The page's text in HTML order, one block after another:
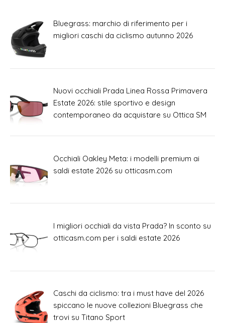
Bluegrass: marchio di riferimento per i
migliori caschi da ciclismo autunno 2026
Nuovi occhiali Prada Linea Rossa Primavera
Estate 2026: stile sportivo e design
contemporaneo da acquistare su Ottica SM
Occhiali Oakley Meta: i modelli premium ai
saldi estate 2026 su otticasm.com
I migliori occhiali da vista Prada? In sconto su
otticasm.com per i saldi estate 2026
Caschi da ciclismo: tra i must have del 2026
spiccano le nuove collezioni Bluegrass che
trovi su Titano Sport